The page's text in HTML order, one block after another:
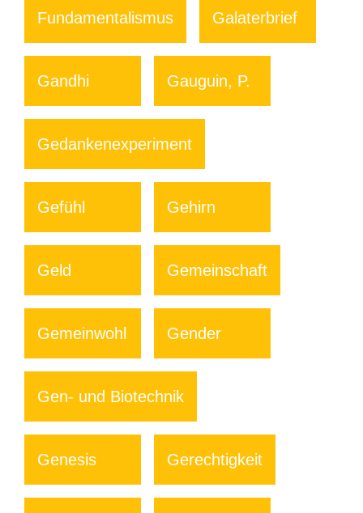
Fundamentalismus Galaterbrief
Gandhi Gauguin, P.
Gedankenexperiment
Gefühl Gehirn
Geld Gemeinschaft
Gemeinwohl Gender
Gen- und Biotechnik
Genesis Gerechtigkeit